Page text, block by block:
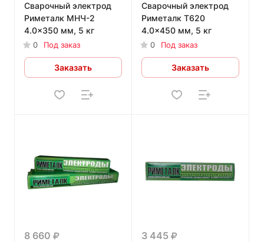
Сварочный электрод
Риметалк МНЧ-2
4.0x350 мм, 5 кг
0 Под заказ
Заказать
Сварочный электрод
Риметалк Т620
4.0x450 мм, 5 кг
0 Под заказ
Заказать
8 660 3 445